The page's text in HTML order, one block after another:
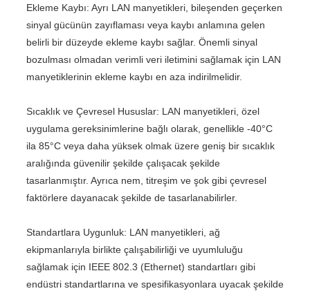
Ekleme Kaybı: Ayrı LAN manyetikleri, bileşenden geçerken
sinyal gücünün zayıflaması veya kaybı anlamına gelen
belirli bir düzeyde ekleme kaybı sağlar. Önemli sinyal
bozulması olmadan verimli veri iletimini sağlamak için LAN
manyetiklerinin ekleme kaybı en aza indirilmelidir.
Sıcaklık ve Çevresel Hususlar: LAN manyetikleri, özel
uygulama gereksinimlerine bağlı olarak, genellikle -40°C
ila 85°C veya daha yüksek olmak üzere geniş bir sıcaklık
aralığında güvenilir şekilde çalışacak şekilde
tasarlanmıştır. Ayrıca nem, titreşim ve şok gibi çevresel
faktörlere dayanacak şekilde de tasarlanabilirler.
Standartlara Uygunluk: LAN manyetikleri, ağ
ekipmanlarıyla birlikte çalışabilirliği ve uyumluluğu
sağlamak için IEEE 802.3 (Ethernet) standartları gibi
endüstri standartlarına ve spesifikasyonlara uyacak şekilde